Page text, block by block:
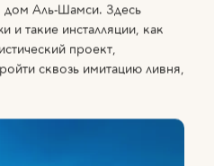
дом Аль-Шамси. Здесь
и такие инсталляции, как
проект,
сквозь имитацию ливня,